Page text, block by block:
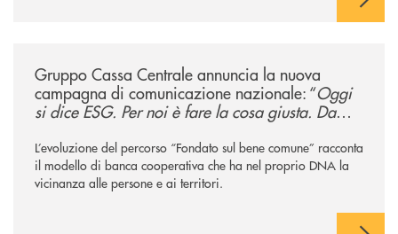
Gruppo Cassa Centrale annuncia la nuova
campagna di comunicazione nazionale: “Oggi
si dice ESG. Per noi è fare la cosa giusta. Da
L’evoluzione del percorso “Fondato sul bene comune” racconta
il modello di banca cooperativa che ha nel proprio DNA la
vicinanza alle persone e ai territori.